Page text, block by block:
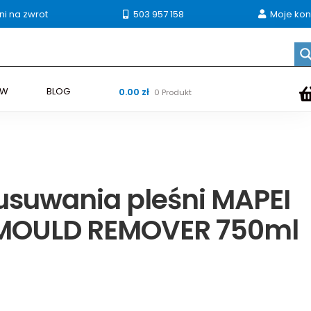
na zwrot 503 957 158 Moje
BLOG 0.00 zł 0 Produkt
pleśni MAPEI
REMOVER 750ml